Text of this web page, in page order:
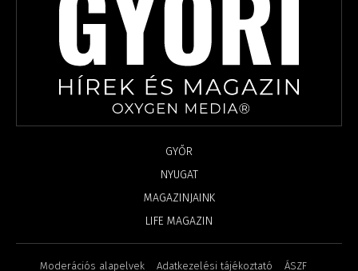
GYŐR
NYUGAT
MAGAZINJAINK
LIFE MAGAZIN
Moderációs alapelvek Adatkezelési tájékoztató ÁSZF